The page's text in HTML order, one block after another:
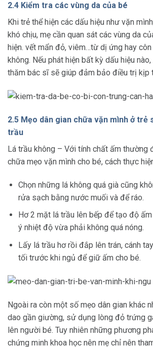
2.4 Kiểm tra các vùng da của bé
Khi trẻ thể hiện các dấu hiệu như vặn
khó chịu, mẹ cần quan sát các vùng da
hiện. vết mẩn đỏ, viêm…từ dị ứng hay
không. Nếu phát hiện bất kỳ dấu hiệu
thăm bác sĩ sẽ giúp đảm bảo điều trị kịp
2.5 Mẹo dân gian chữa vặn mình ở trẻ
trầu
Lá trầu không – Với tính chất ấm thường
chữa mẹo vặn mình cho bé, cách thực
Chọn những lá không quá già cũng
rửa sạch bằng nước muối và để ráo.
Hơ 2 mặt lá trầu lên bếp để tạo độ
ý nhiệt độ vừa phải không quá nóng.
Lấy lá trầu hơ rồi đắp lên trán, cánh
tối trước khi ngủ để giữ ấm cho bé.
Ngoài ra còn một số mẹo dân gian khác
dao gần giường, sử dụng lòng đỏ trứng
lên người bé. Tuy nhiên những phương
chứng minh khoa học nên mẹ chỉ nên